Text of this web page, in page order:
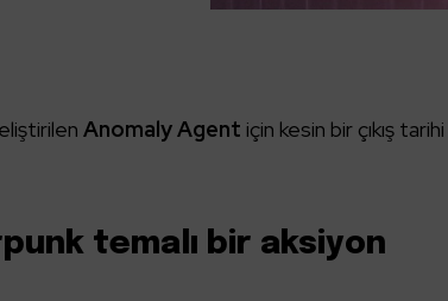
Anomaly Agent için kesin bir çıkış tarihi
temalı bir aksiyon